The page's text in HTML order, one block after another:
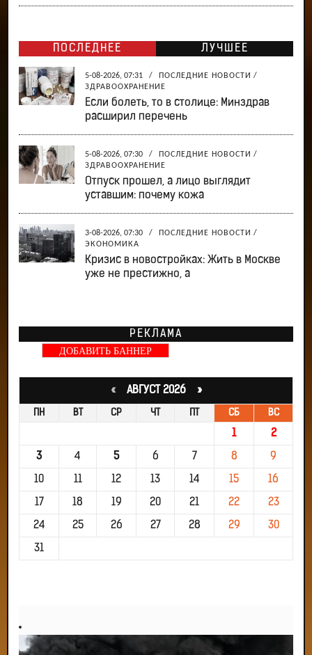
ПОСЛЕДНЕЕ ЛУЧШЕЕ
5-08-2026, 07:31 / ПОСЛЕДНИЕ НОВОСТИ /
ЗДРАВООХРАНЕНИЕ
Если болеть, то в столице: Минздрав
расширил перечень
5-08-2026, 07:30 / ПОСЛЕДНИЕ НОВОСТИ /
ЗДРАВООХРАНЕНИЕ
Отпуск прошел, а лицо выглядит
уставшим: почему кожа
3-08-2026, 07:30 / ПОСЛЕДНИЕ НОВОСТИ /
ЭКОНОМИКА
Кризис в новостройках: Жить в Москве
уже не престижно, а
РЕКЛАМА
ДОБАВИТЬ БАННЕР
«АВГУСТ 2026 »
ПН ВТ СР ЧТ ПТ СБ ВС
1 2
3 4 5 6 7 8 9
10 11 12 13 14 15 16
17 18 19 20 21 22 23
24 25 26 27 28 29 30
31